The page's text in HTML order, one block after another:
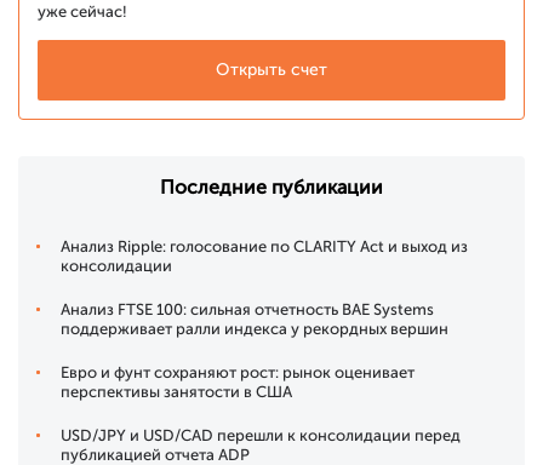
уже сейчас!
Открыть счет
Последние публикации
Анализ Ripple: голосование по CLARITY Act и выход из
консолидации
Анализ FTSE 100: сильная отчетность BAE Systems
поддерживает ралли индекса у рекордных вершин
Евро и фунт сохраняют рост: рынок оценивает
перспективы занятости в США
USD/JPY и USD/CAD перешли к консолидации перед
публикацией отчета ADP